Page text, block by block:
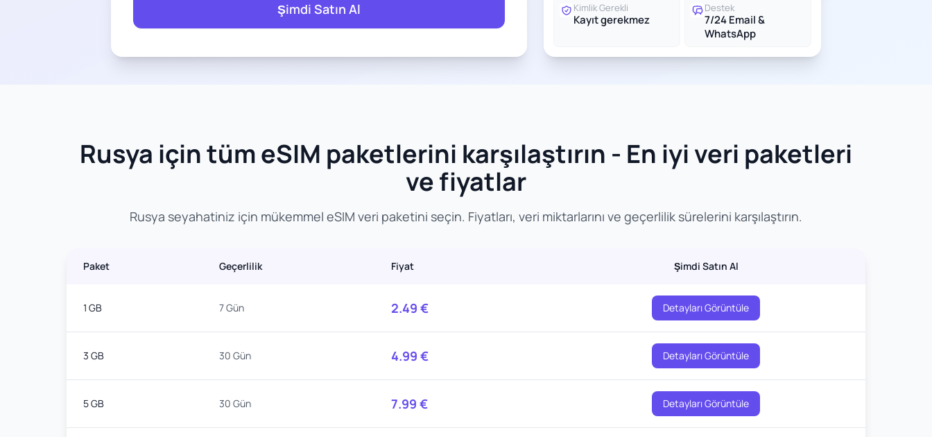
Şimdi Satın Al Kimlik Gerekli
Kayıt gerekmez
Destek
7/24 Email &
WhatsApp
Rusya için tüm eSIM paketlerini karşılaştırın - En iyi veri paketleri
ve fiyatlar
Rusya seyahatiniz için mükemmel eSIM veri paketini seçin. Fiyatları, veri miktarlarını ve geçerlilik sürelerini karşılaştırın.
Paket Geçerlilik Fiyat Şimdi Satın Al
1 GB 7 Gün 2.49 € Detayları Görüntüle
3 GB 30 Gün 4.99 € Detayları Görüntüle
5 GB 30 Gün 7.99 € Detayları Görüntüle